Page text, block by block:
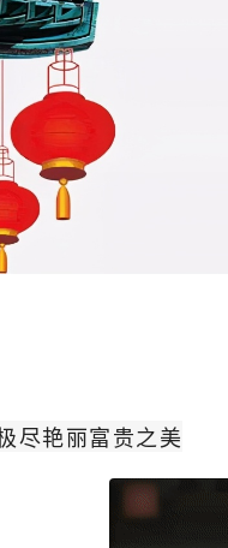
尽艳丽富贵之美